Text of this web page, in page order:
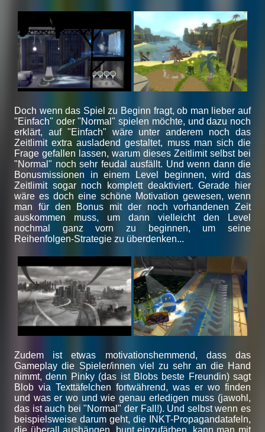
Doch wenn das Spiel zu Beginn fragt, ob man lieber auf
"Einfach" oder "Normal" spielen möchte, und dazu noch
erklärt, auf "Einfach" wäre unter anderem noch das
Zeitlimit extra ausladend gestaltet, muss man sich die
Frage gefallen lassen, warum dieses Zeitlimit selbst bei
"Normal" noch sehr feudal ausfällt. Und wenn dann die
Bonusmissionen in einem Level beginnen, wird das
Zeitlimit sogar noch komplett deaktiviert. Gerade hier
wäre es doch eine schöne Motivation gewesen, wenn
man für den Bonus mit der noch vorhandenen Zeit
auskommen muss, um dann vielleicht den Level
nochmal ganz vorn zu beginnen, um seine
Reihenfolgen-Strategie zu überdenken...
Zudem ist etwas motivationshemmend, dass das
Gameplay die Spieler/innen viel zu sehr an die Hand
nimmt, denn Pinky (das ist Blobs beste Freundin) sagt
Blob via Texttäfelchen fortwährend, was er wo finden
und was er wo und wie genau erledigen muss (jawohl,
das ist auch bei "Normal" der Fall!). Und selbst wenn es
beispielsweise darum geht, die INKT-Propagandatafeln,